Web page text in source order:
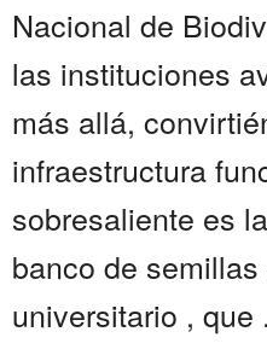
Nacional de
las instituciones
más allá,
infraestructura
sobresaliente es
banco de
universitario , que